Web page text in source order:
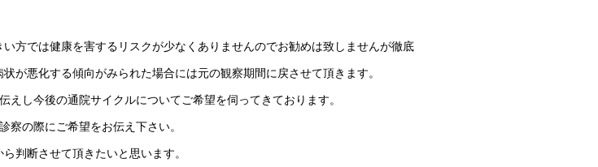
方では健康を害するリスクが少なくありませんのでお勧めは致しませんが徹底
が悪化する傾向がみられた場合には元の観察期間に戻させて頂きます。
し今後の通院サイクルについてご希望を伺ってきております。
察の際にご希望をお伝え下さい。
判断させて頂きたいと思います。